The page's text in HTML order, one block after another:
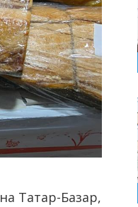
Татар-Базар,